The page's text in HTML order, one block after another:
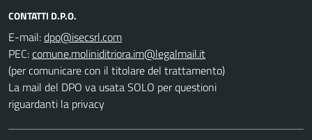
CONTATTI D.P.O.
E-mail:
PEC:
(per comunicare con il titolare del trattamento)
La mail del DPO va usata SOLO per questioni
riguardanti la privacy